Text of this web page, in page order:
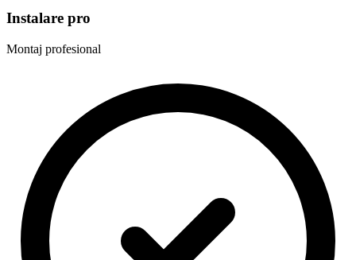
Instalare pro
Montaj profesional